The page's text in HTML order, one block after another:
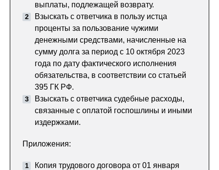
выплаты, подлежащей возврату.
Взыскать с ответчика в пользу истца
проценты за пользование чужими
денежными средствами, начисленные на
сумму долга за период с 10 октября 2023
года по дату фактического исполнения
обязательства, в соответствии со статьей
395 ГК РФ.
Взыскать с ответчика судебные расходы,
связанные с оплатой госпошлины и иными
издержками.
Приложения:
Копия трудового договора от 01 января